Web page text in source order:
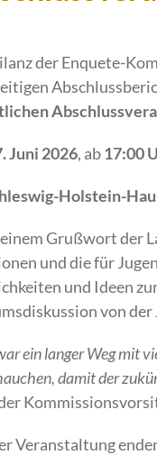
der Enquete-
Juni 2026, ab17:00
Holstein-
Grußwort der
und die für
und Ideen
von
ein langer Weg mit
damit der
Veranstaltung